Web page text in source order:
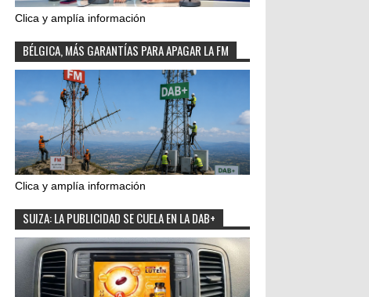
Clica y amplía información
BÉLGICA, MÁS GARANTÍAS PARA APAGAR LA FM
Clica y amplía información
SUIZA: LA PUBLICIDAD SE CUELA EN LA DAB+